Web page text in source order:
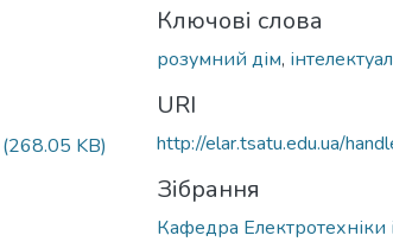
(268.05 KB)
Ключові слова
розумний дім,
URI
http://elar.tsatu.edu.ua/
Зібрання
Кафедра Електротехніки